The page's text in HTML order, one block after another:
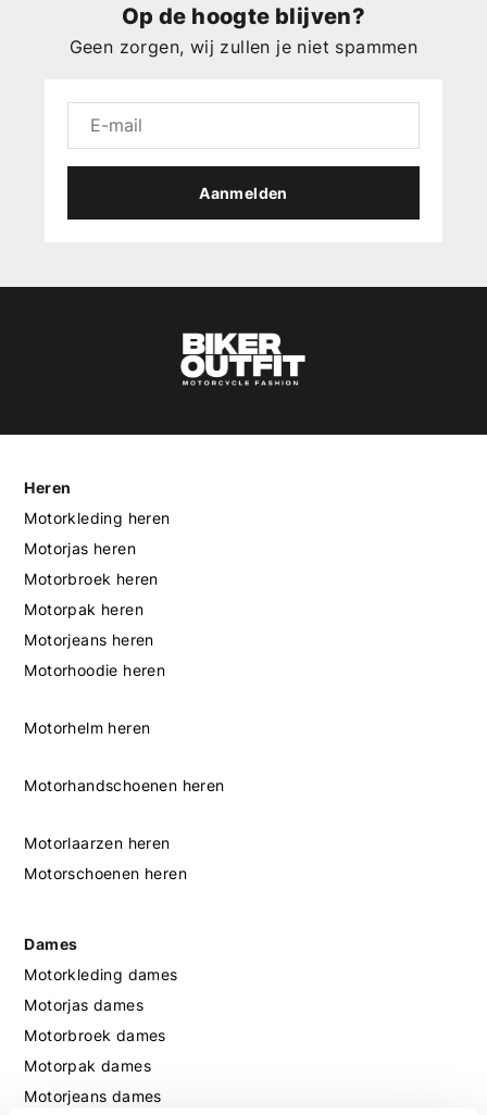
Op de hoogte blijven?
Geen zorgen, wij zullen je niet spammen
Aanmelden
Heren
Motorkleding heren
Motorjas heren
Motorbroek heren
Motorpak heren
Motorjeans heren
Motorhoodie heren
Motorhelm heren
Motorhandschoenen heren
Motorlaarzen heren
Motorschoenen heren
Dames
Motorkleding dames
Motorjas dames
Motorbroek dames
Motorpak dames
Motorjeans dames